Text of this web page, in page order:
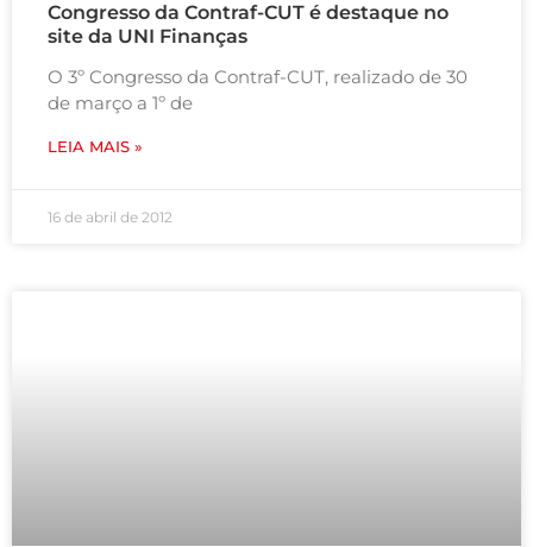
Congresso da Contraf-CUT é destaque no
site da UNI Finanças
O 3º Congresso da Contraf-CUT, realizado de 30
de março a 1º de
LEIA MAIS »
16 de abril de 2012